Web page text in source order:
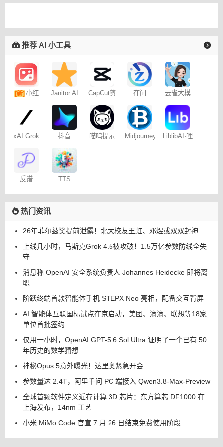
推荐 AI 小工具
[新] 小红
记
Janitor AI
聊天
CapCut剪
在问
云雀大模
xAI Grok
抖音
– 免费
喵呜提示
Midjourney
LiblibAI·哩
反谱
TTS
热门资讯
26年菲尔兹奖提前泄露！北大校友王虹、邓煜或双双封神
上线几小时，马斯克Grok 4.5被攻破！1.5万亿参数防线全失
守
消息称 OpenAI 安全系统负责人 Johannes Heidecke 即将离
职
阶跃终端首款智能体手机 STEPX Neo 亮相，配备交互背屏
AI 智能体互联国标试点在京启动，美团、滴滴、联想等18家
单位首批签约
仅用一小时，OpenAI GPT-5.6 Sol Ultra 证明了一个已有 50
年历史的数学猜想
神秘Opus 5意外曝光！达里奥紧急开会
参数量达 2.4T，阿里千问 PC 端接入 Qwen3.8-Max-Preview
全球首颗软件定义近存计算 3D 芯片：东方算芯 DF1000 在
上海发布，14nm 工艺
小米 MiMo Code 官宣 7 月 26 日结束免费使用阶段